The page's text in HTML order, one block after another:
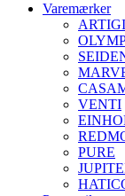
Varemærker
VENTI
PURE